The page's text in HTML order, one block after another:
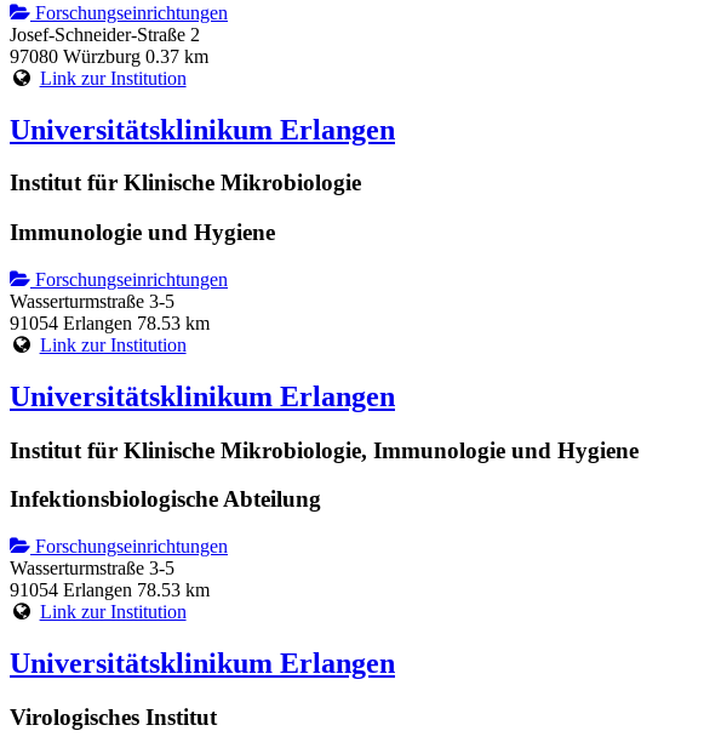
Forschungseinrichtungen
Josef-Schneider-Straße 2
97080 Würzburg 0.37 km
Link zur Institution
Universitätsklinikum Erlangen
Institut für Klinische Mikrobiologie
Immunologie und Hygiene
Forschungseinrichtungen
Wasserturmstraße 3-5
91054 Erlangen 78.53 km
Link zur Institution
Universitätsklinikum Erlangen
Institut für Klinische Mikrobiologie, Immunologie und Hygiene
Infektionsbiologische Abteilung
Forschungseinrichtungen
Wasserturmstraße 3-5
91054 Erlangen 78.53 km
Link zur Institution
Universitätsklinikum Erlangen
Virologisches Institut